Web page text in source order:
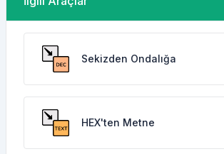
Sekizden Ondalığa
HEX'ten Metne